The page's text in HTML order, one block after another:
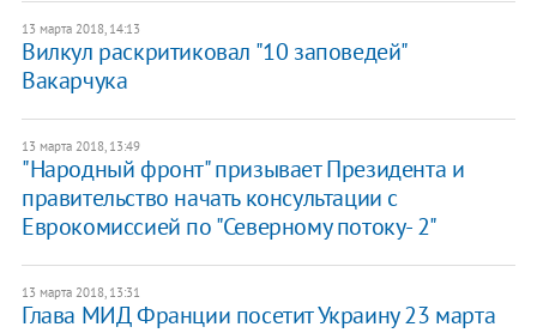
13 марта 2018, 14:13
Вилкул раскритиковал "10 заповедей"
Вакарчука
13 марта 2018, 13:49
"Народный фронт" призывает Президента и
правительство начать консультации с
Еврокомиссией по "Северному потоку- 2"
13 марта 2018, 13:31
Глава МИД Франции посетит Украину 23 марта